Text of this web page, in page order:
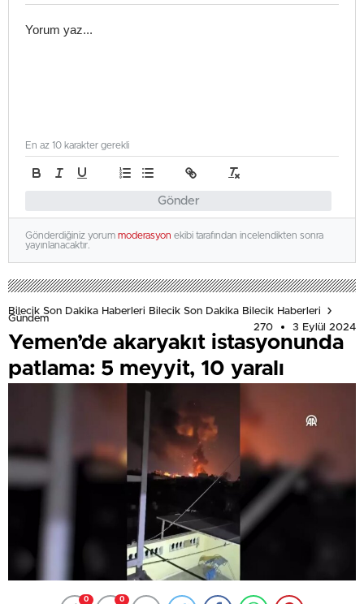
Gönder
En az 10 karakter gerekli
Gönderdiğiniz yorum moderasyon ekibi tarafından incelendikten sonra
yayınlanacaktır.
Bilecik Son Dakika Haberleri Bilecik Son Dakika Bilecik Haberleri
Gündem
270
3 Eylül 2024
Yemen’de akaryakıt istasyonunda
patlama: 5 meyyit, 10 yaralı
0 0